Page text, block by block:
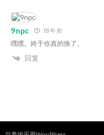
9npc 18 年 前
嘿嘿。終于你真的換了。
回复